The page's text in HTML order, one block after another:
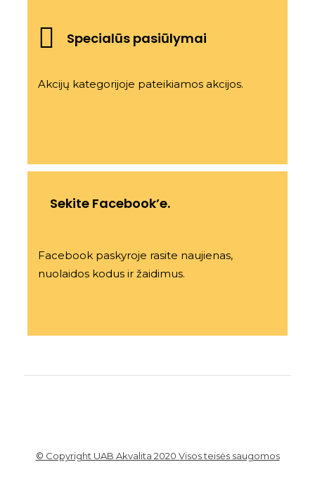
Specialūs pasiūlymai
Akcijų kategorijoje pateikiamos akcijos.
Sekite Facebook’e.
Facebook paskyroje rasite naujienas,
nuolaidos kodus ir žaidimus.
© Copyright UAB Akvalita 2020 Visos teisės saugomos